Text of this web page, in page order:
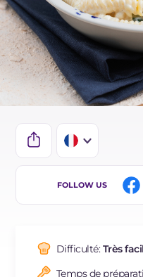
IT
BR
FOLLOW US
Difficulté:Très
Temps de